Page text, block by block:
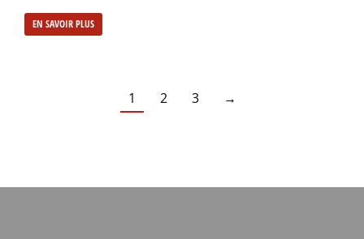
EN SAVOIR PLUS
1 2 3 →